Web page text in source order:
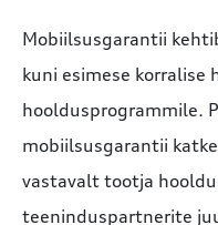
Mobiilsusgarantii
kuni esimese korralise
hooldusprogrammile.
mobiilsusgarantii
vastavalt tootja
teeninduspartnerite